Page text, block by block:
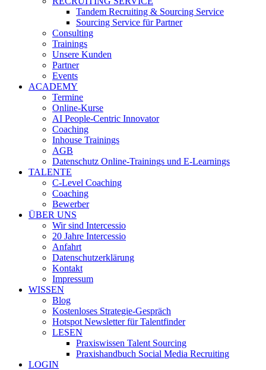
Tandem Recruiting & Sourcing Service
Sourcing Service für Partner
Consulting
Trainings
Unsere Kunden
Partner
Events
ACADEMY
Termine
Online-Kurse
AI People-Centric Innovator
Coaching
Inhouse Trainings
AGB
Datenschutz Online-Trainings und E-Learnings
TALENTE
C-Level Coaching
Coaching
Bewerber
ÜBER UNS
Wir sind Intercessio
20 Jahre Intercessio
Anfahrt
Datenschutzerklärung
Kontakt
Impressum
WISSEN
Blog
Kostenloses Strategie-Gespräch
Hotspot Newsletter für Talentfinder
LESEN
Praxiswissen Talent Sourcing
Praxishandbuch Social Media Recruiting
LOGIN